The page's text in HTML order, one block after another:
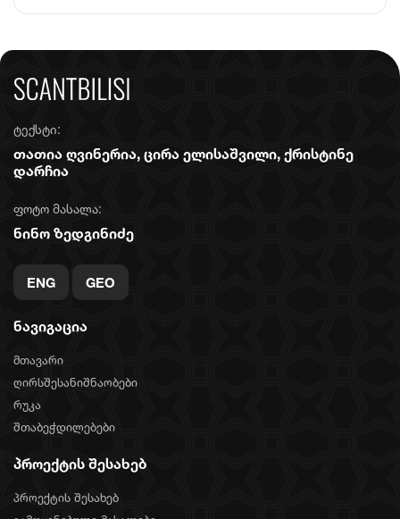
ნავიგაცია
მთავარი
ღირსშესანიშნაობები
რუკა
შთაბეჭდილებები
პროექტის შესახებ
პროექტის შესახებ
ტექსტი:
თათია ღვინერია, ცირა ელისაშვილი, ქრისტინე
დარჩია
ფოტო მასალა:
ნინო ზედგინიძე
ENG GEO